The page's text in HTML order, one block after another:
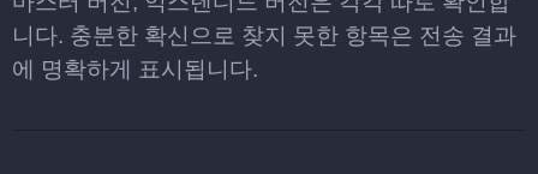
니다. 충분한 확신으로 찾지 못한 항목은 전송 결과
에 명확하게 표시됩니다.